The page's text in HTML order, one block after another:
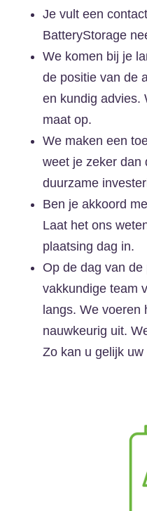
Je vult een
BatteryStorage
We komen bij je
de positie van de
en kundig advies.
maat op.
We maken een
weet je zeker dan
duurzame
Ben je akkoord
Laat het ons
plaatsing dag in.
Op de dag van
vakkundige team
langs. We voeren
nauwkeurig uit.
Zo kan u gelijk